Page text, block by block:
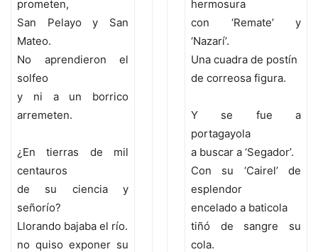
prometen,
San Pelayo y San
Mateo.
No aprendieron el
solfeo
y ni a un borrico
arremeten.
¿En tierras de mil
centauros
de su ciencia y
señorío?
Llorando bajaba el río.
no quiso exponer su
hermosura
con ‘Remate’ y
‘Nazarí’.
Una cuadra de postín
de correosa figura.
Y se fue a
portagayola
a buscar a ‘Segador’.
Con su ‘Cairel’ de
esplendor
encelado a baticola
tiñó de sangre su
cola.